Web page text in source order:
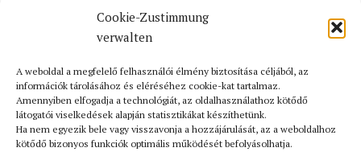
Cookie-Zustimmung
verwalten
A weboldal a megfelelő felhasználói élmény biztosítása céljából, az
információk tárolásához és eléréséhez cookie-kat tartalmaz.
Amennyiben elfogadja a technológiát, az oldalhasználathoz kötődő
látogatói viselkedések alapján statisztikákat készíthetünk.
Ha nem egyezik bele vagy visszavonja a hozzájárulását, az a weboldalhoz
kötődő bizonyos funkciók optimális működését befolyásolhatja.
Korábbi cikkek